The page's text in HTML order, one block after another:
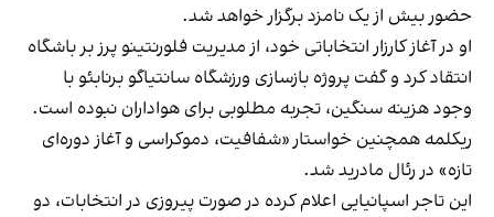
حضور بیش از یک نامزد برگزار خواهد شد.
او در آغاز کارزار انتخاباتی خود، از مدیریت فلورنتینو پرز بر باشگاه
انتقاد کرد و گفت پروژه بازسازی ورزشگاه سانتیاگو برنابئو با
وجود هزینه سنگین، تجربه مطلوبی برای هواداران نبوده است.
ریکلمه همچنین خواستار «شفافیت، دموکراسی و آغاز دوره‌ای
تازه» در رئال مادرید شد.
این تاجر اسپانیایی اعلام کرده در صورت پیروزی در انتخابات، دو